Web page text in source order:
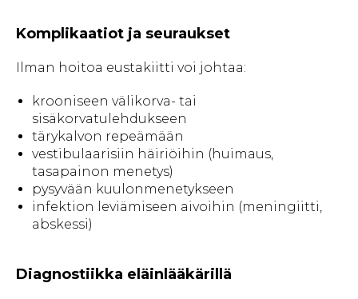
Komplikaatiot ja seuraukset
Ilman hoitoa eustakiitti voi johtaa:
krooniseen välikorva- tai
sisäkorvatulehdukseen
tärykalvon repeämään
vestibulaarisiin häiriöihin (huimaus,
tasapainon menetys)
pysyvään kuulonmenetykseen
infektion leviämiseen aivoihin (meningiitti,
abskessi)
Diagnostiikka eläinlääkärillä